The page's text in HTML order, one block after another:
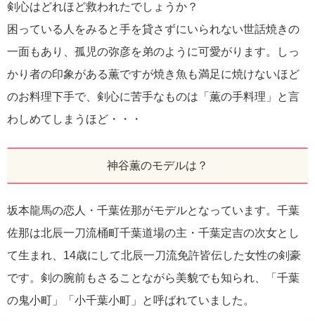
剣心はどれほど救われたでしょうか？
困っている人をみると手を貸さずにいられない世話焼きの
一面もあり、孤児の弥彦を弟のように可愛がります。しっ
かり者の印象がある薫ですが焼き魚も満足に焼けないほど
のお料理下手で、剣心に苦手なものは「薫の手料理」と言
わしめてしまうほど・・・
神谷薫のモデルは？
坂本龍馬の恋人・千葉佐那がモデルとなっています。千葉
佐那は北辰一刀流桶町千葉道場の主・千葉定吉の次女とし
て生まれ、14歳にして北辰一刀流免許皆伝した女性の剣豪
です。剣の腕前もさることながら美貌でも知られ、「千葉
の鬼小町」「小千葉小町」と呼ばれていました。